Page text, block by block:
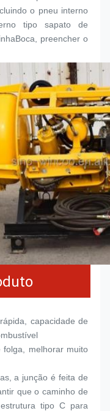
o pneu interno
tipo sapato de
Boca , preencher o
capacidade de
folga, melhorar muito
a junção é feita de
que o caminho de
tipo C para